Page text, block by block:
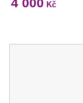
4 000 Kč